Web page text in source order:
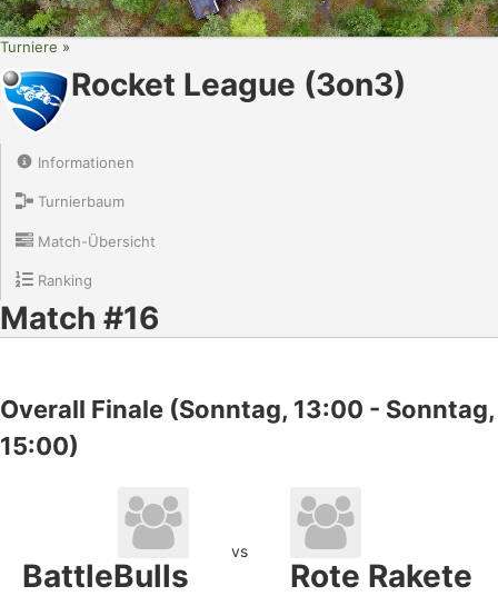
Turniere
Rocket League (3on3)
Informationen
Turnierbaum
Match-Übersicht
Ranking
Match #16
Overall Finale (Sonntag, 13:00 - Sonntag,
15:00)
BattleBulls
vs
Rote Rakete